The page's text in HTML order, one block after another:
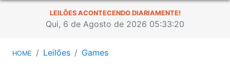
LEILÕES ACONTECENDO DIARIAMENTE!
Qui, 6 de Agosto de 2026 05:33:20
HOME Leilões Games